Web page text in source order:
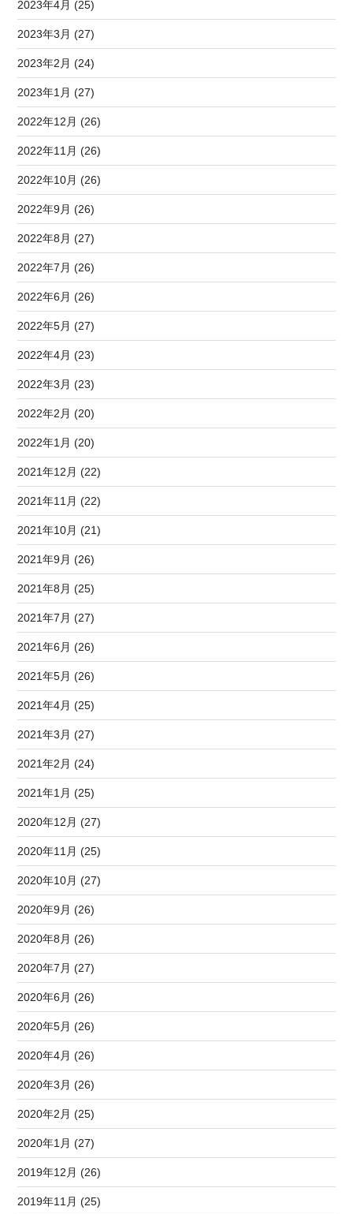
2023年4月 (25)
2023年3月 (27)
2023年2月 (24)
2023年1月 (27)
2022年12月 (26)
2022年11月 (26)
2022年10月 (26)
2022年9月 (26)
2022年8月 (27)
2022年7月 (26)
2022年6月 (26)
2022年5月 (27)
2022年4月 (23)
2022年3月 (23)
2022年2月 (20)
2022年1月 (20)
2021年12月 (22)
2021年11月 (22)
2021年10月 (21)
2021年9月 (26)
2021年8月 (25)
2021年7月 (27)
2021年6月 (26)
2021年5月 (26)
2021年4月 (25)
2021年3月 (27)
2021年2月 (24)
2021年1月 (25)
2020年12月 (27)
2020年11月 (25)
2020年10月 (27)
2020年9月 (26)
2020年8月 (26)
2020年7月 (27)
2020年6月 (26)
2020年5月 (26)
2020年4月 (26)
2020年3月 (26)
2020年2月 (25)
2020年1月 (27)
2019年12月 (26)
2019年11月 (25)